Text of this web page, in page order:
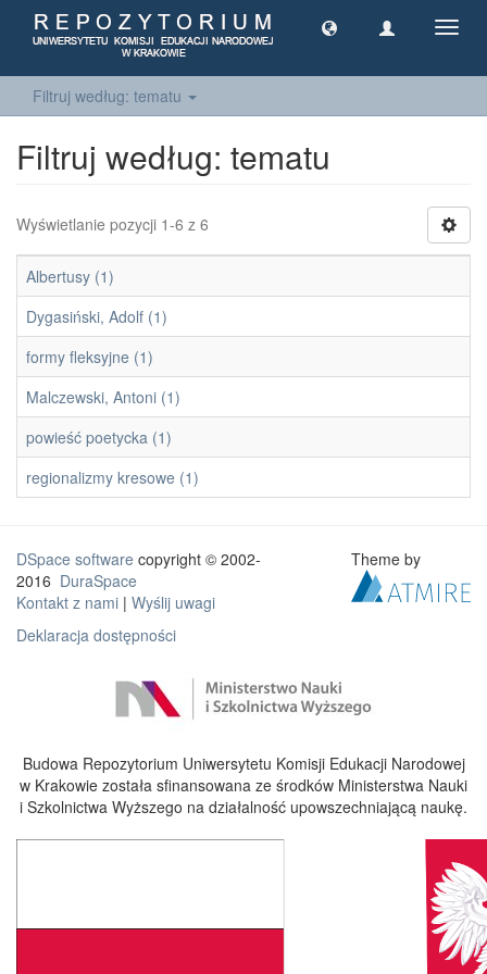
Filtruj według: tematu
Filtruj według: tematu
Wyświetlanie pozycji 1-6 z 6
Albertusy (1)
Dygasiński, Adolf (1)
formy fleksyjne (1)
Malczewski, Antoni (1)
powieść poetycka (1)
regionalizmy kresowe (1)
DSpace software copyright © 2002-
2016 DuraSpace
Kontakt z nami | Wyślij uwagi
Deklaracja dostępności
Theme by
Budowa Repozytorium Uniwersytetu Komisji Edukacji Narodowej
w Krakowie została sfinansowana ze środków Ministerstwa Nauki
i Szkolnictwa Wyższego na działalność upowszechniającą naukę.